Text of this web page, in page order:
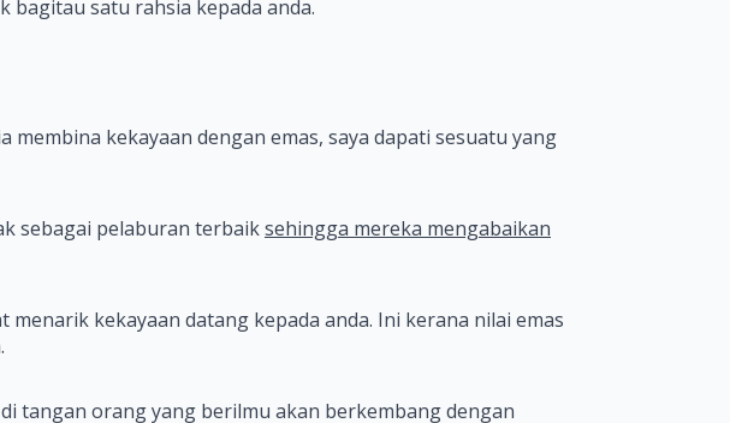
bagitau satu rahsia kepada anda.
membina kekayaan dengan emas, saya dapati sesuatu yang
sebagai pelaburan terbaiksehingga mereka mengabaikan
menarik kekayaan datang kepada anda. Ini kerana nilai emas
tangan orang yang berilmu akan berkembang dengan